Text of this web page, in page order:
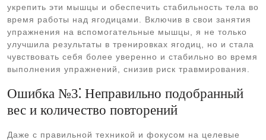
укрепить эти мышцы и обеспечить стабильность тела во
время работы над ягодицами. Включив в свои занятия
упражнения на вспомогательные мышцы, я не только
улучшила результаты в тренировках ягодиц, но и стала
чувствовать себя более уверенно и стабильно во время
выполнения упражнений, снизив риск травмирования.
Ошибка №3⁚ Неправильно подобранный
вес и количество повторений
Даже с правильной техникой и фокусом на целевые